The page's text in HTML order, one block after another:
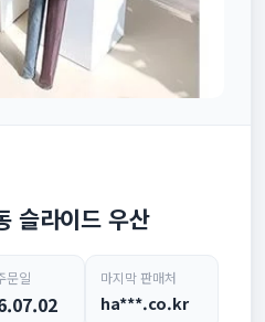
슬라이드 우산
문일 마지막 판매처
ha***.co.kr